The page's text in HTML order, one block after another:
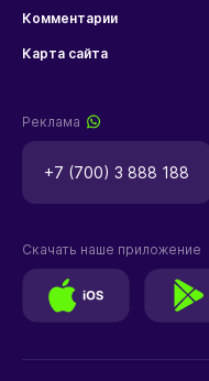
Комментарии
Карта сайта
Реклама
+7 (700) 3 888 188
Скачать наше приложение